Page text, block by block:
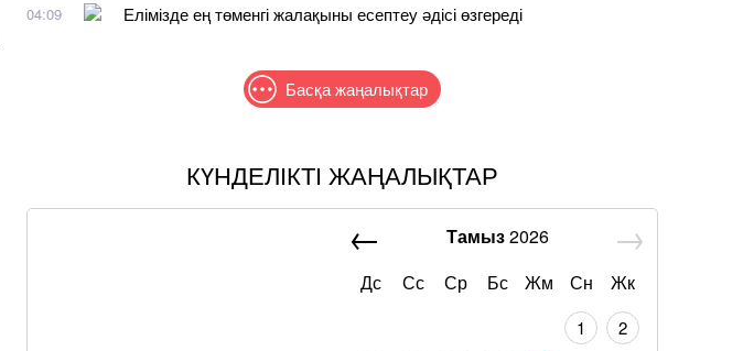
04:09 Елімізде ең төменгі жалақыны есептеу әдісі өзгереді
Басқа жаңалықтар
КҮНДЕЛІКТІ ЖАҢАЛЫҚТАР
Тамыз2026
Дс
Сс Ср Бс Жм Сн Жк
1
2